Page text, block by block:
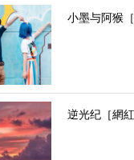
小墨与阿猴［
逆光纪［網紅